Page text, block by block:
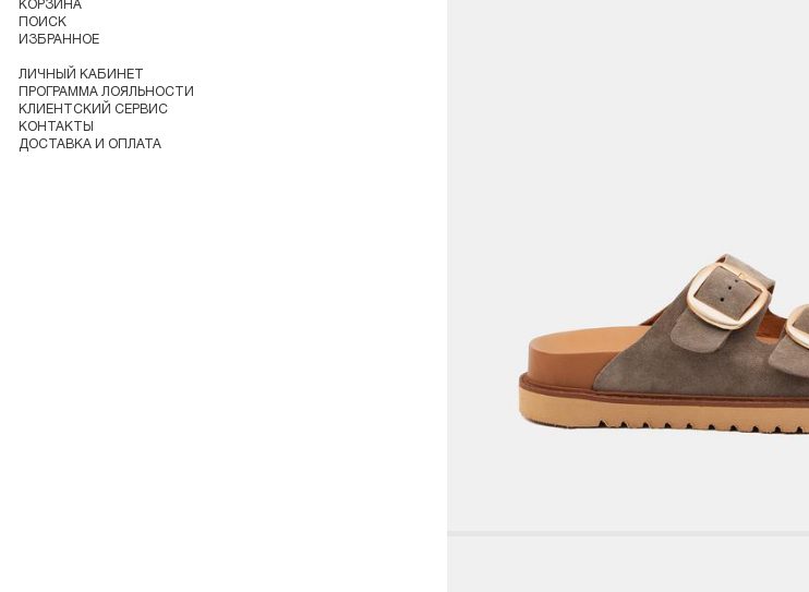
КОРЗИНА
ПОИСК
ИЗБРАННОЕ
ЛИЧНЫЙ КАБИНЕТ
ПРОГРАММА ЛОЯЛЬНОСТИ
КЛИЕНТСКИЙ СЕРВИС
КОНТАКТЫ
ДОСТАВКА И ОПЛАТА